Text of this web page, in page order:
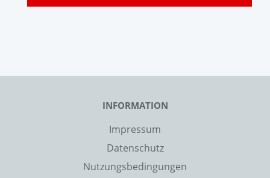
INFORMATION
Impressum
Datenschutz
Nutzungsbedingungen